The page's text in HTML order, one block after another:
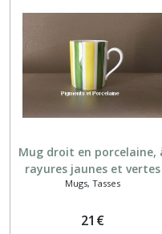
Mug droit en porcelaine,
rayures jaunes et vertes
Mugs, Tasses
21 €